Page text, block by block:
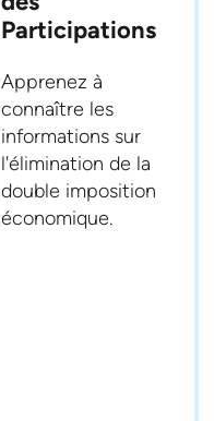
Participations
Apprenez à
connaître les
informations sur
l'élimination de la
double imposition
économique.